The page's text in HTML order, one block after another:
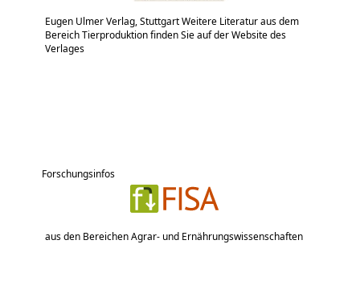
Eugen Ulmer Verlag, Stuttgart Weitere Literatur aus dem
Bereich Tierproduktion finden Sie auf der Website des
Verlages
Forschungsinfos
aus den Bereichen Agrar- und Ernährungswissenschaften